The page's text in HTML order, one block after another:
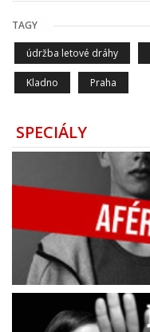
TAGY
údržba letové dráhy
Kladno Praha
SPECIÁLY